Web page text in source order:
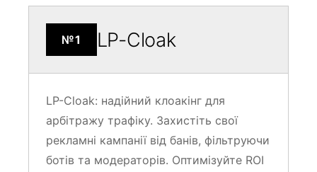
№1 LP-Cloak
LP-Cloak: надійний клоакінг для
арбітражу трафіку. Захистіть свої
рекламні кампанії від банів, фільтруючи
ботів та модераторів. Оптимізуйте ROI